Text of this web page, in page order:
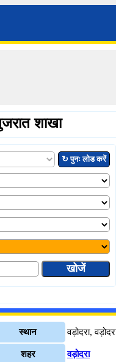
शाखा
↻ पुनः लोड करें
स्थान वड़ोदरा,
शहर वड़ोदरा